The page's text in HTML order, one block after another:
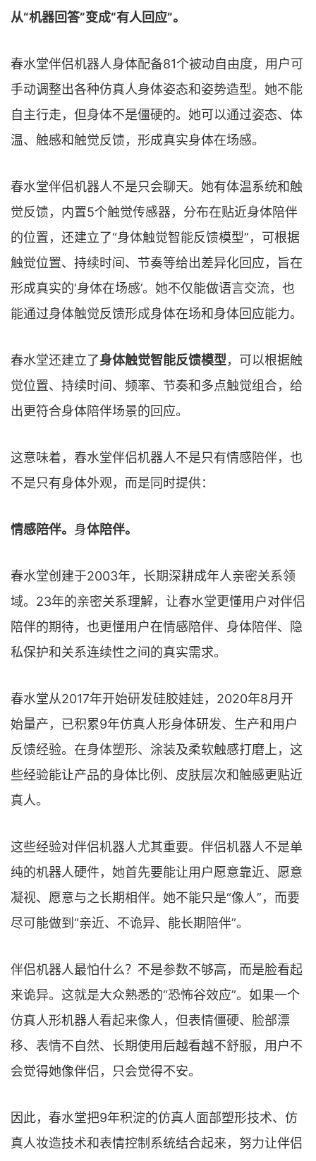
从“机器回答”变成“有人回应”。
春水堂伴侣机器人身体配备81个被动自由度，用户可
手动调整出各种仿真人身体姿态和姿势造型。她不能
自主行走，但身体不是僵硬的。她可以通过姿态、体
温、触感和触觉反馈，形成真实身体在场感。
春水堂伴侣机器人不是只会聊天。她有体温系统和触
觉反馈，内置5个触觉传感器，分布在贴近身体陪伴
的位置，还建立了“身体触觉智能反馈模型”，可根据
触觉位置、持续时间、节奏等给出差异化回应，旨在
形成真实的‘身体在场感’。她不仅能做语言交流，也
能通过身体触觉反馈形成身体在场和身体回应能力。
春水堂还建立了身体触觉智能反馈模型，可以根据触
觉位置、持续时间、频率、节奏和多点触觉组合，给
出更符合身体陪伴场景的回应。
这意味着，春水堂伴侣机器人不是只有情感陪伴，也
不是只有身体外观，而是同时提供：
情感陪伴。 身体陪伴。
春水堂创建于2003年，长期深耕成年人亲密关系领
域。23年的亲密关系理解，让春水堂更懂用户对伴侣
陪伴的期待，也更懂用户在情感陪伴、身体陪伴、隐
私保护和关系连续性之间的真实需求。
春水堂从2017年开始研发硅胶娃娃，2020年8月开
始量产，已积累9年仿真人形身体研发、生产和用户
反馈经验。在身体塑形、涂装及柔软触感打磨上，这
些经验能让产品的身体比例、皮肤层次和触感更贴近
真人。
这些经验对伴侣机器人尤其重要。伴侣机器人不是单
纯的机器人硬件，她首先要能让用户愿意靠近、愿意
凝视、愿意与之长期相伴。她不能只是“像人”，而要
尽可能做到“亲近、不诡异、能长期陪伴”。
伴侣机器人最怕什么？不是参数不够高，而是脸看起
来诡异。这就是大众熟悉的“恐怖谷效应”。如果一个
仿真人形机器人看起来像人，但表情僵硬、脸部漂
移、表情不自然、长期使用后越看越不舒服，用户不
会觉得她像伴侣，只会觉得不安。
因此，春水堂把9年积淀的仿真人面部塑形技术、仿
真人妆造技术和表情控制系统结合起来，努力让伴侣